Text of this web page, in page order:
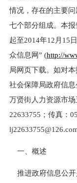
情况，存在的主要
七个部分组成。本
起至2014年12 月 15
众信息网” (http://
局网页下载。如对
社会保障局政府信
万贤街人力资源市
22633755 ；传真：
一、概述
推进政府信息公